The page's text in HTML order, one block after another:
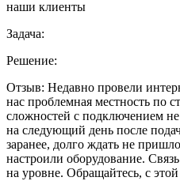
наши клиенты
Задача:
Решение:
Отзыв: Недавно провели
нас проблемная местность по
сложностей с подключением
на следующий день после
заранее, долго ждать не
настроили оборудование.
на уровне. Обращайтесь, с